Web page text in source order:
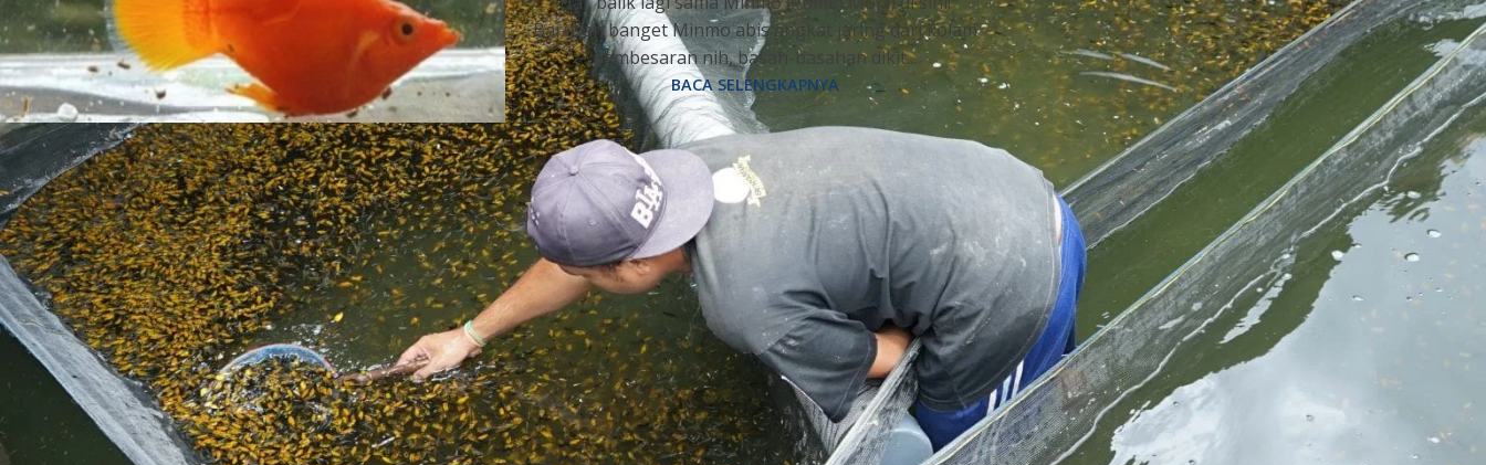
Barusan banget Minmo abis angkat jaring dari kolam
pembesaran nih, basah-basahan dikit...
BACA SELENGKAPNYA
Koki
Guppy
Platy
Glofish
Danio
Manfish
Discuss
Palmas
Kura-kura
KATEGORI
Berita
Bisnis
Budidaya
Event